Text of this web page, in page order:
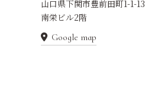
山口県下関市豊前田町1-1-13
南栄ビル2階
Google map